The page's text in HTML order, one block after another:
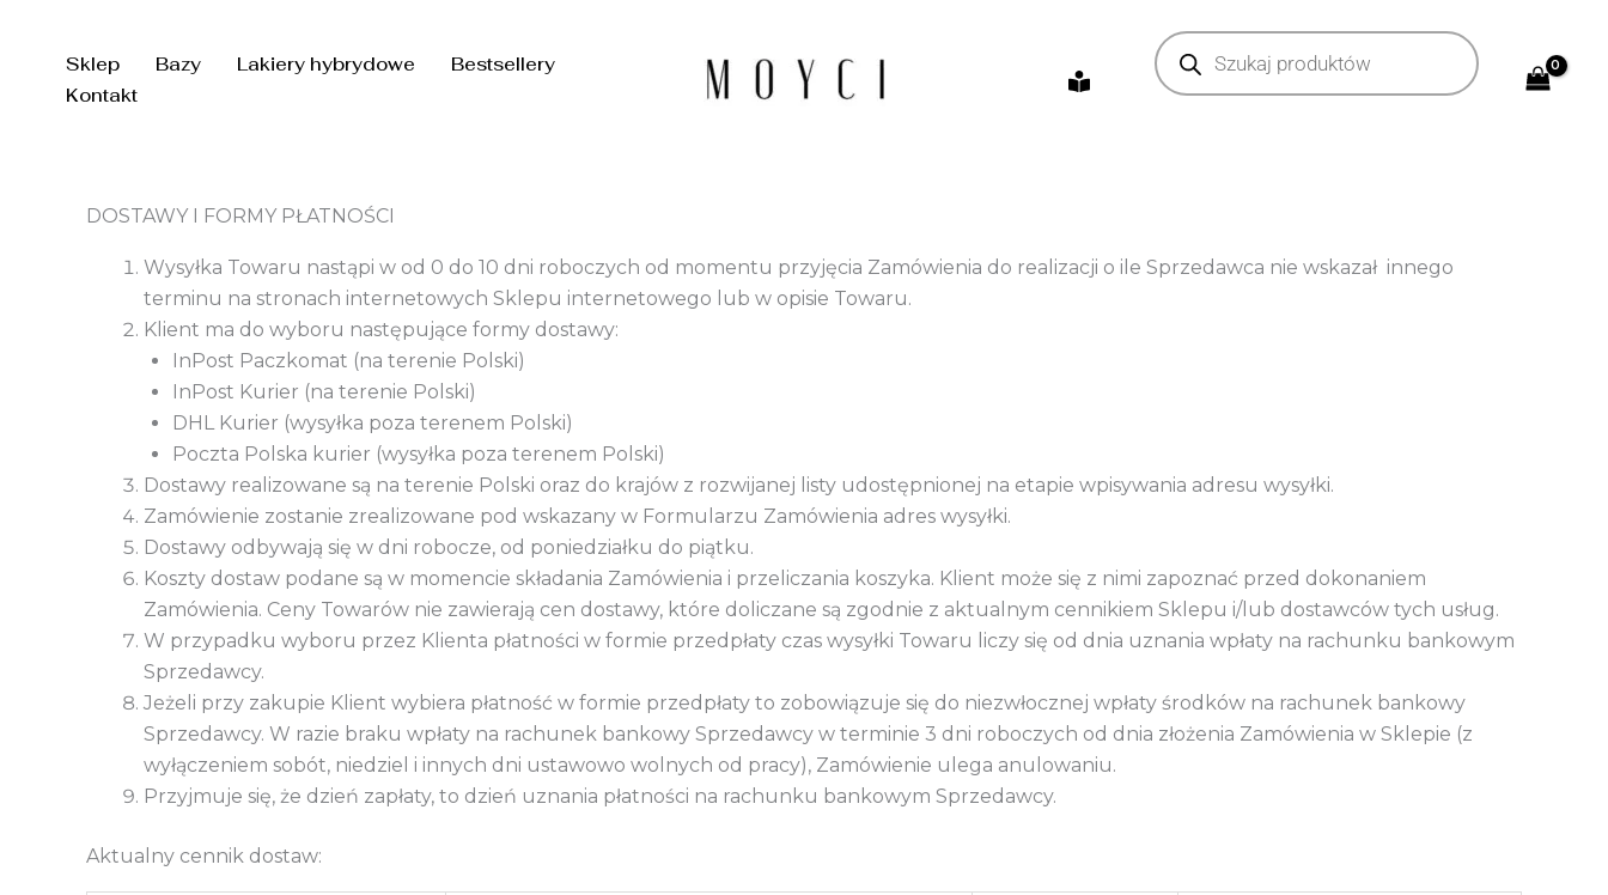
Sklep Bazy Lakiery hybrydowe
Bestsellery
Kontakt
Wyszukiwarka
produktów
DOSTAWY I FORMY PŁATNOŚCI
Wysyłka Towaru nastąpi w od 0 do 10 dni roboczych od momentu przyjęcia Zamówienia do realizacji o ile Sprzedawca nie wskazał innego
terminu na stronach internetowych Sklepu internetowego lub w opisie Towaru.
Klient ma do wyboru następujące formy dostawy:
InPost Paczkomat (na terenie Polski)
InPost Kurier (na terenie Polski)
DHL Kurier (wysyłka poza terenem Polski)
Poczta Polska kurier (wysyłka poza terenem Polski)
Dostawy realizowane są na terenie Polski oraz do krajów z rozwijanej listy udostępnionej na etapie wpisywania adresu wysyłki.
Zamówienie zostanie zrealizowane pod wskazany w Formularzu Zamówienia adres wysyłki.
Dostawy odbywają się w dni robocze, od poniedziałku do piątku.
Koszty dostaw podane są w momencie składania Zamówienia i przeliczania koszyka. Klient może się z nimi zapoznać przed dokonaniem
Zamówienia. Ceny Towarów nie zawierają cen dostawy, które doliczane są zgodnie z aktualnym cennikiem Sklepu i/lub dostawców tych usług.
W przypadku wyboru przez Klienta płatności w formie przedpłaty czas wysyłki Towaru liczy się od dnia uznania wpłaty na rachunku bankowym
Sprzedawcy.
Jeżeli przy zakupie Klient wybiera płatność w formie przedpłaty to zobowiązuje się do niezwłocznej wpłaty środków na rachunek bankowy
Sprzedawcy. W razie braku wpłaty na rachunek bankowy Sprzedawcy w terminie 3 dni roboczych od dnia złożenia Zamówienia w Sklepie (z
wyłączeniem sobót, niedziel i innych dni ustawowo wolnych od pracy), Zamówienie ulega anulowaniu.
Przyjmuje się, że dzień zapłaty, to dzień uznania płatności na rachunku bankowym Sprzedawcy.
Aktualny cennik dostaw: